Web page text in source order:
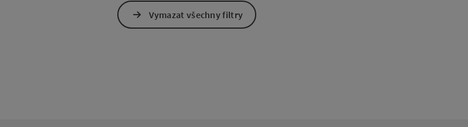
Vymazat všechny filtry